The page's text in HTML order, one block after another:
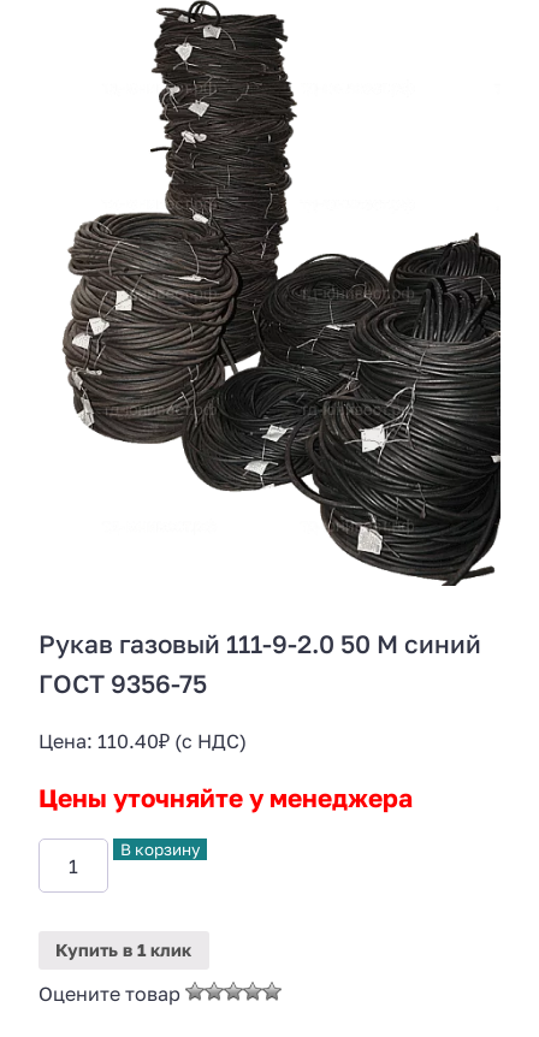
Рукав газовый 111-9-2.0 50 М синий
ГОСТ 9356-75
Цена: 110.40₽ (с НДС)
Цены уточняйте у менеджера
В корзину
Купить в 1 клик
Оцените товар